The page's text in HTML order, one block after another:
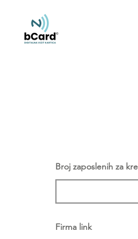
Broj zaposlenih za
Firma link